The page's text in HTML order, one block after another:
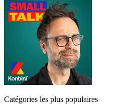
Catégories les plus populaires